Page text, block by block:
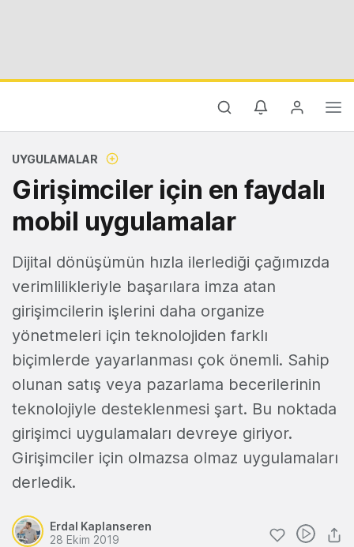
UYGULAMALAR
Girişimciler için en faydalı
mobil uygulamalar
Dijital dönüşümün hızla ilerlediği çağımızda
verimlilikleriyle başarılara imza atan
girişimcilerin işlerini daha organize
yönetmeleri için teknolojiden farklı
biçimlerde yayarlanması çok önemli. Sahip
olunan satış veya pazarlama becerilerinin
teknolojiyle desteklenmesi şart. Bu noktada
girişimci uygulamaları devreye giriyor.
Girişimciler için olmazsa olmaz uygulamaları
derledik.
Erdal Kaplanseren
28 Ekim 2019